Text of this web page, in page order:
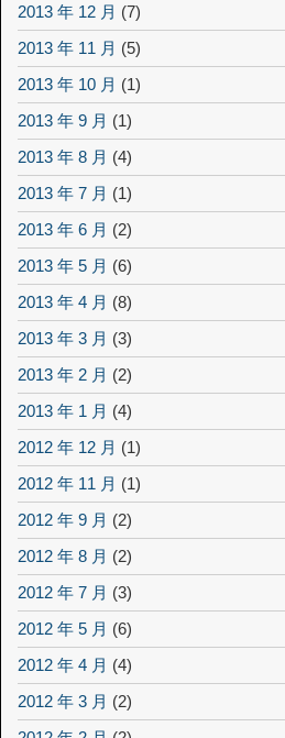
2013 年 12 月 (7)
2013 年 11 月 (5)
2013 年 10 月 (1)
2013 年 9 月 (1)
2013 年 8 月 (4)
2013 年 7 月 (1)
2013 年 6 月 (2)
2013 年 5 月 (6)
2013 年 4 月 (8)
2013 年 3 月 (3)
2013 年 2 月 (2)
2013 年 1 月 (4)
2012 年 12 月 (1)
2012 年 11 月 (1)
2012 年 9 月 (2)
2012 年 8 月 (2)
2012 年 7 月 (3)
2012 年 5 月 (6)
2012 年 4 月 (4)
2012 年 3 月 (2)